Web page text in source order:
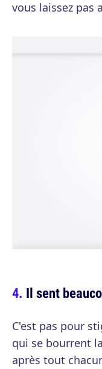
vous laissez pas
Il sent
C'est pas pour
qui se bourrent
après tout